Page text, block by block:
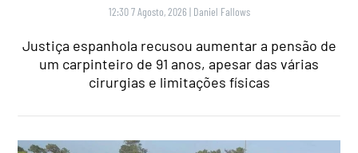
12:30 7 Agosto, 2026 | Daniel Fallows
Justiça espanhola recusou aumentar a pensão de
um carpinteiro de 91 anos, apesar das várias
cirurgias e limitações físicas